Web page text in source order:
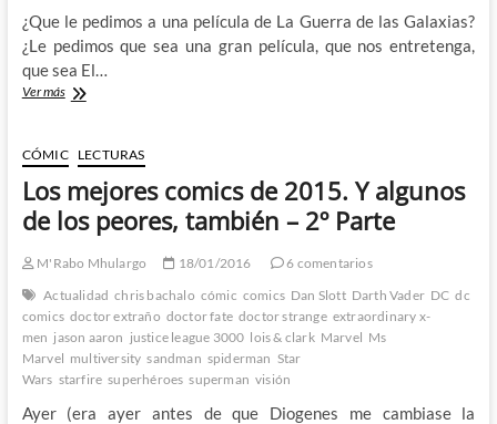
las
Galaxias
¿Que le pedimos a una película de La Guerra de las Galaxias?
¿Le pedimos que sea una gran película, que nos entretenga,
que sea El…
Ver másRogue
WITNESS
ME!
CÓMIC LECTURAS
Los mejores comics de 2015. Y algunos
de los peores, también – 2º Parte
M'Rabo Mhulargo 18/01/2016
6 comentarios
Actualidad chris bachalo cómic comics Dan Slott Darth Vader DC dc
comics doctor extraño doctor fate doctor strange extraordinary x-
men jason aaron justice league 3000 lois & clark Marvel Ms
Marvel multiversity sandman spiderman Star
Wars starfire superhéroes superman visión
Ayer (era ayer antes de que Diogenes me cambiase la